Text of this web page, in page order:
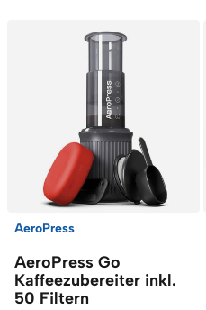
AeroPress
AeroPress Go
Kaffeezubereiter inkl.
50 Filtern